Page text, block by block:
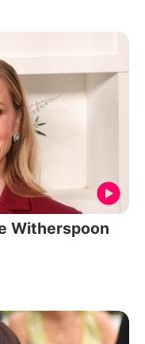
Witherspoon